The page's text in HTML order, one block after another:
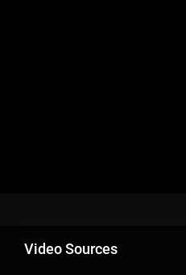
Video Sources